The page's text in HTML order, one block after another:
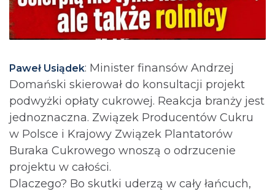
Paweł Usiądek: Minister finansów Andrzej
Domański skierował do konsultacji projekt
podwyżki opłaty cukrowej. Reakcja branży jest
jednoznaczna. Związek Producentów Cukru
w Polsce i Krajowy Związek Plantatorów
Buraka Cukrowego wnoszą o odrzucenie
projektu w całości.
Dlaczego? Bo skutki uderzą w cały łańcuch,